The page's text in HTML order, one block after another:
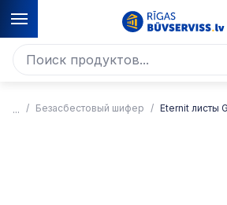
Безасбестовый шифер